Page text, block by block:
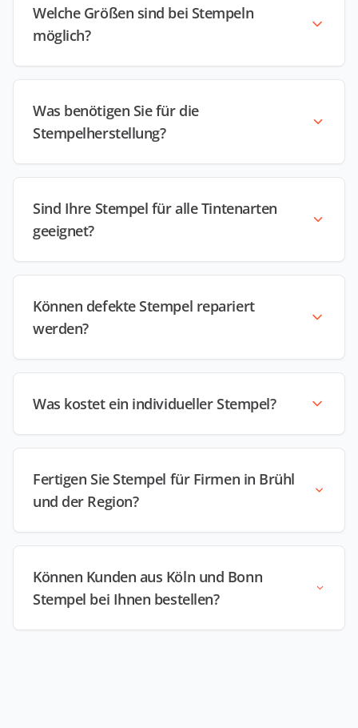
Welche Größen sind bei Stempeln
möglich?
Was benötigen Sie für die
Stempelherstellung?
Sind Ihre Stempel für alle Tintenarten
geeignet?
Können defekte Stempel repariert
werden?
Was kostet ein individueller Stempel?
Fertigen Sie Stempel für Firmen in Brühl
und der Region?
Können Kunden aus Köln und Bonn
Stempel bei Ihnen bestellen?